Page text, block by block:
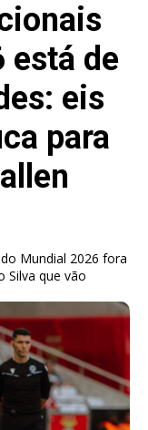
está de
eis
para
Mundial 2026 fora
Silva que vão